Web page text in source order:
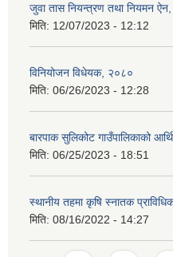
जुवा तास नियन्त्रण तथा नियमन
मिति: 12/07/2023 - 12:12
विनियोजन विधेयक, २०८०
मिति: 06/26/2023 - 12:28
बारपाक सुलिकोट गाउँपालिकाको
मिति: 06/25/2023 - 18:51
स्थानीय तहमा कृषि स्नातक
मिति: 08/16/2022 - 14:27